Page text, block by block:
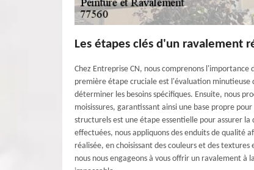
Les étapes clés d'un ravalement
Chez Entreprise CN, nous comprenons
première étape cruciale est l'évaluation
déterminer les besoins spécifiques. Ensuite, nous
moisissures, garantissant ainsi une base propre
structurels est une étape essentielle pour assurer
effectuées, nous appliquons des enduits de qualité
réalisée, en choisissant des couleurs et des
nous nous engageons à vous offrir un ravalement